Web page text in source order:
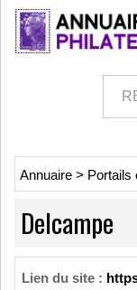
Annuaire > Portails
Delcampe
Lien du site :